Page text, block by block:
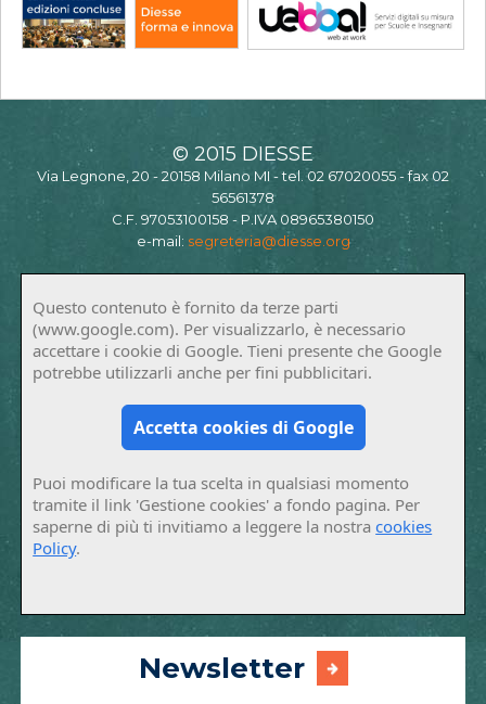
© 2015 DIESSE
Via Legnone, 20 - 20158 Milano MI - tel. 02 67020055 - fax 02
56561378
C.F. 97053100158 - P.IVA 08965380150
e-mail: segreteria@diesse.org
Questo contenuto è fornito da terze parti
(www.google.com). Per visualizzarlo, è necessario
accettare i cookie di Google. Tieni presente che Google
potrebbe utilizzarli anche per fini pubblicitari.
Accetta cookies di Google
Puoi modificare la tua scelta in qualsiasi momento
tramite il link 'Gestione cookies' a fondo pagina. Per
saperne di più ti invitiamo a leggere la nostracookies
Policy.
Newsletter